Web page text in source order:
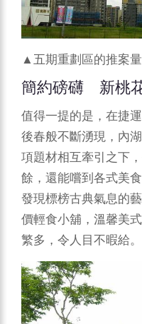
▲五期重劃區的推案
簡約磅礴 新桃
值得一提的是，在捷
後春般不斷湧現，內
項題材相互牽引之下
餘，還能嚐到各式美
發現標榜古典氣息的
價輕食小舖，溫馨美
繁多，令人目不暇給。